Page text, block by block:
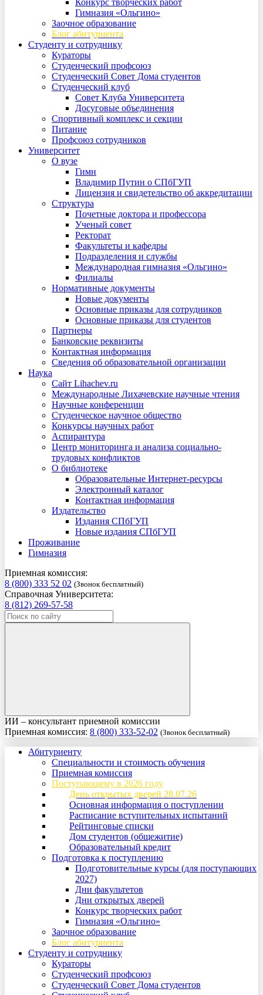
Конкурс творческих работ
Гимназия «Ольгино»
Заочное образование
Блог абитуриента
Студенту и сотруднику
Кураторы
Студенческий профсоюз
Студенческий Совет Дома студентов
Студенческий клуб
Совет Клуба Университета
Досуговые объединения
Спортивный комплекс и секции
Питание
Профсоюз сотрудников
Университет
О вузе
Гимн
Владимир Путин о СПбГУП
Лицензия и свидетельство об аккредитации
Структура
Почетные доктора и профессора
Ученый совет
Ректорат
Факультеты и кафедры
Подразделения и службы
Международная гимназия «Ольгино»
Филиалы
Нормативные документы
Новые документы
Основные приказы для сотрудников
Основные приказы для студентов
Партнеры
Банковские реквизиты
Контактная информация
Сведения об образовательной организации
Наука
Сайт Lihachev.ru
Международные Лихачевские научные чтения
Научные конференции
Студенческое научное общество
Конкурсы научных работ
Аспирантура
Центр мониторинга и анализа социально-
трудовых конфликтов
О библиотеке
Образовательные Интернет-ресурсы
Электронный каталог
Контактная информация
Издательство
Издания СПбГУП
Новые издания СПбГУП
Проживание
Гимназия
Приемная комиссия:
8 (800) 333 52 02 (Звонок бесплатный)
Справочная Университета:
8 (812) 269-57-58
ИИ – консультант приемной комиссии
Приемная комиссия: 8 (800) 333-52-02 (Звонок бесплатный)
Абитуриенту
Специальности и стоимость обучения
Приемная комиссия
Поступающему в 2026 году
День открытых дверей 28.07.26
Основная информация о поступлении
Расписание вступительных испытаний
Рейтинговые списки
Дом студентов (общежитие)
Образовательный кредит
Подготовка к поступлению
Подготовительные курсы (для поступающих
2027)
Дни факультетов
Дни открытых дверей
Конкурс творческих работ
Гимназия «Ольгино»
Заочное образование
Блог абитуриента
Студенту и сотруднику
Кураторы
Студенческий профсоюз
Студенческий Совет Дома студентов